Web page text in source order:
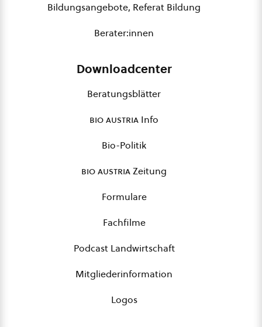
Bildungsangebote, Referat Bildung
Berater:innen
Downloadcenter
Beratungsblätter
bio austria Info
Bio-Politik
bio austriaZeitung
Formulare
Fachfilme
Podcast Landwirtschaft
Mitgliederinformation
Logos